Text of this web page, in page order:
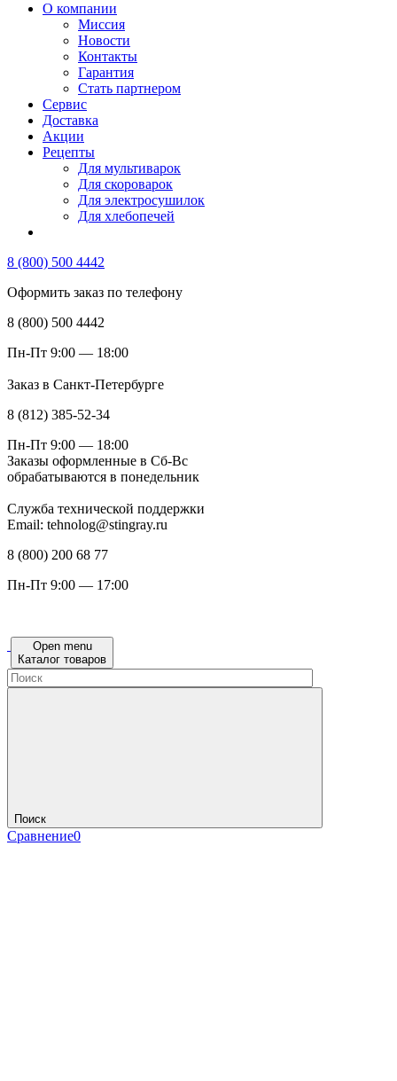
О компании
Миссия
Новости
Контакты
Гарантия
Стать партнером
Сервис
Доставка
Акции
Рецепты
Для мультиварок
Для скороварок
Для электросушилок
Для хлебопечей
8 (800) 500 4442
Оформить заказ по телефону
8 (800) 500 4442
Пн-Пт 9:00 — 18:00
Заказ в Санкт-Петербурге
8 (812) 385-52-34
Пн-Пт 9:00 — 18:00
Заказы оформленные в Сб-Вс
обрабатываются в понедельник
Служба технической поддержки
Email: tehnolog@stingray.ru
8 (800) 200 68 77
Пн-Пт 9:00 — 17:00
Open menu
Каталог товаров
Поиск
Сравнение0